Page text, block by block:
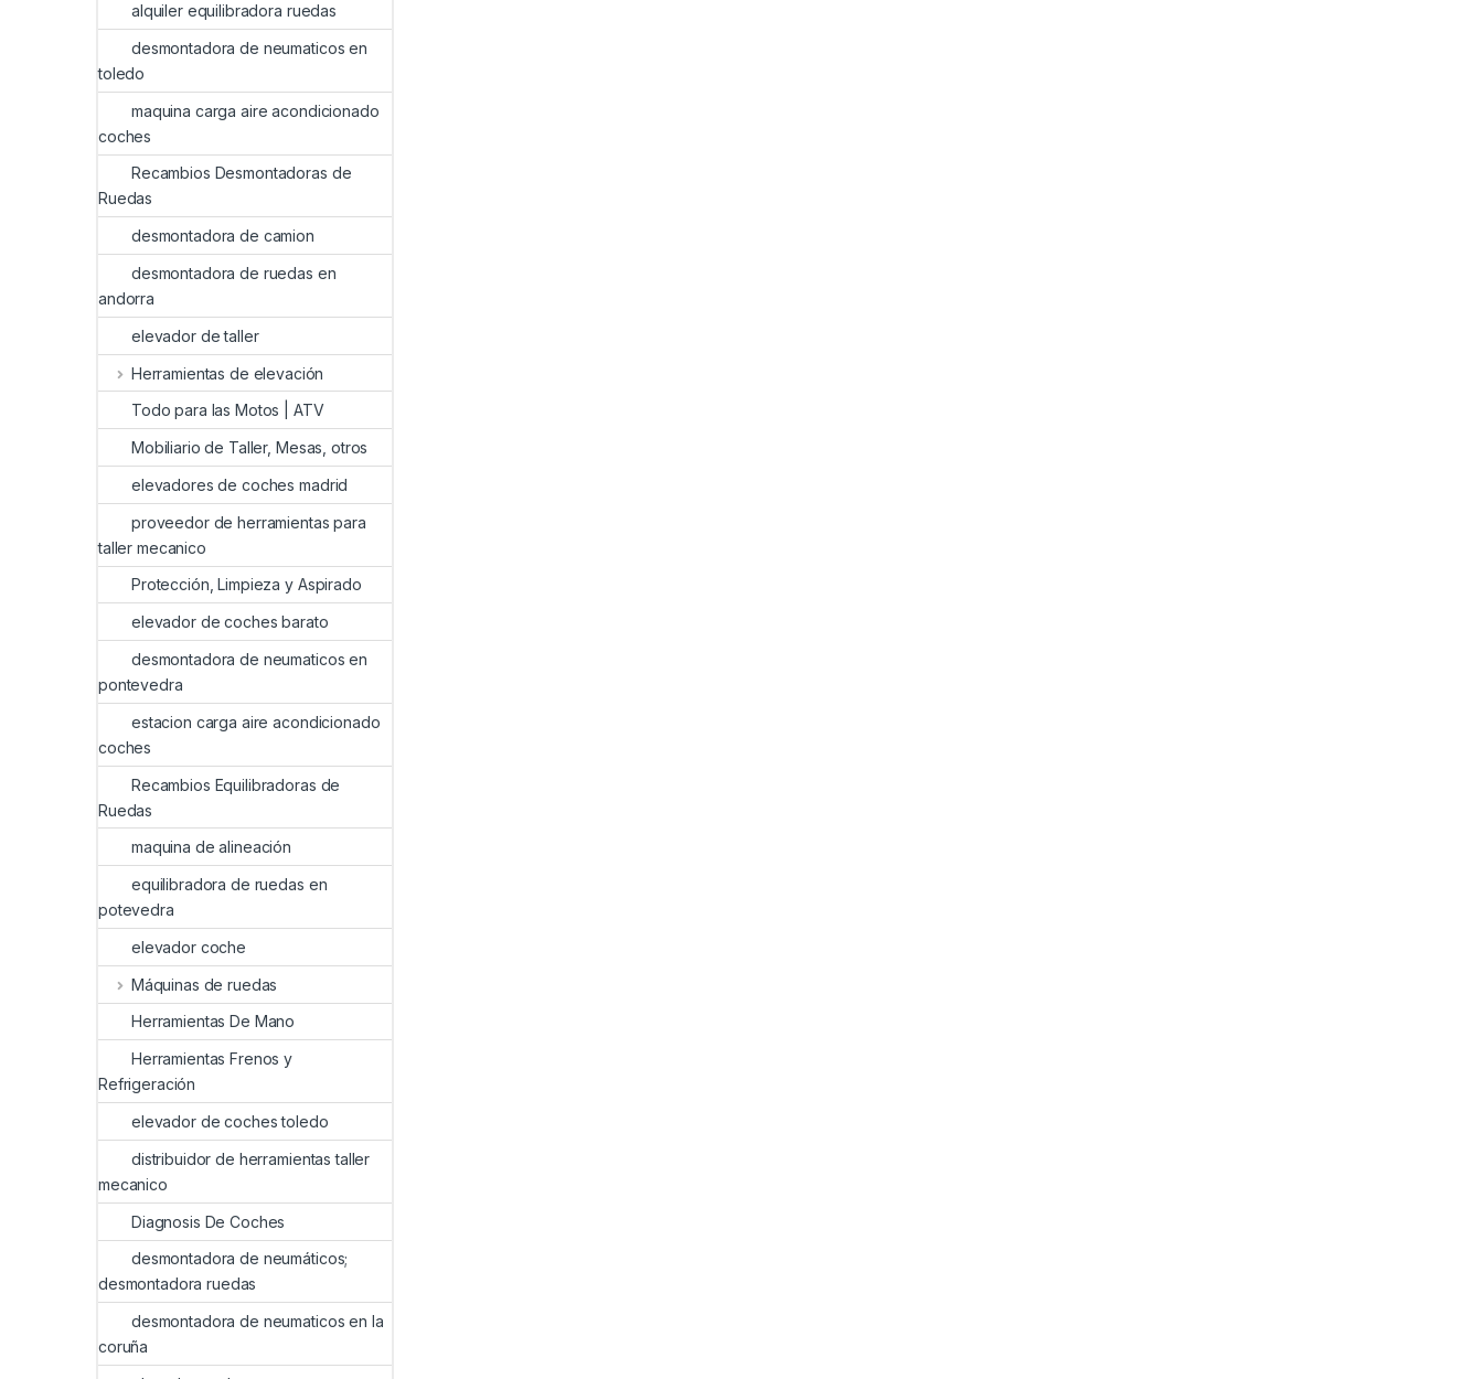
alquiler equilibradora ruedas
desmontadora de neumaticos en
toledo
maquina carga aire acondicionado
coches
Recambios Desmontadoras de
Ruedas
desmontadora de camion
desmontadora de ruedas en
andorra
elevador de taller
Herramientas de elevación
Todo para las Motos | ATV
Mobiliario de Taller, Mesas, otros
elevadores de coches madrid
proveedor de herramientas para
taller mecanico
Protección, Limpieza y Aspirado
elevador de coches barato
desmontadora de neumaticos en
pontevedra
estacion carga aire acondicionado
coches
Recambios Equilibradoras de
Ruedas
maquina de alineación
equilibradora de ruedas en
potevedra
elevador coche
Máquinas de ruedas
Herramientas De Mano
Herramientas Frenos y
Refrigeración
elevador de coches toledo
distribuidor de herramientas taller
mecanico
Diagnosis De Coches
desmontadora de neumáticos;
desmontadora ruedas
desmontadora de neumaticos en la
coruña